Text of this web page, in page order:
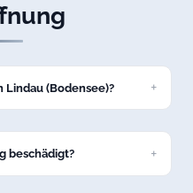
Lindau (Bodensee)?
wir Ihnen am Telefon,
losfahren.
beschädigt?